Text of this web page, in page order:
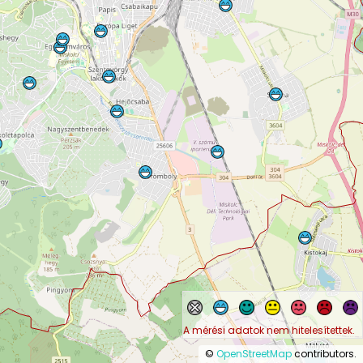
© OpenStreetMapcontributors.
A mérési adatok nem hitelesítettek.